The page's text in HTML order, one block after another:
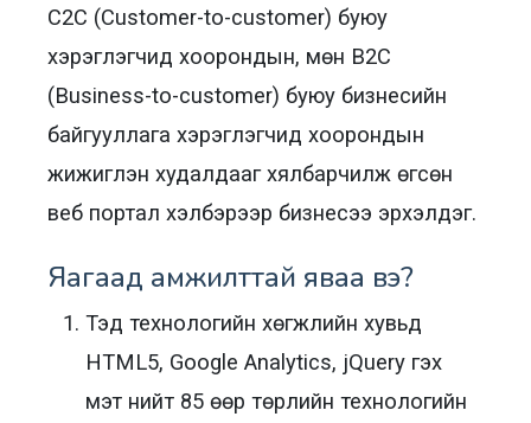
C2C (Customer-to-customer) буюу
хэрэглэгчид хоорондын, мөн B2C
(Business-to-customer) буюу бизнесийн
байгууллага хэрэглэгчид хоорондын
жижиглэн худалдааг хялбарчилж өгсөн
веб портал хэлбэрээр бизнесээ эрхэлдэг.
Яагаад амжилттай яваа вэ?
Тэд технологийн хөгжлийн хувьд
HTML5, Google Analytics, jQuery гэх
мэт нийт 85 өөр төрлийн технологийн